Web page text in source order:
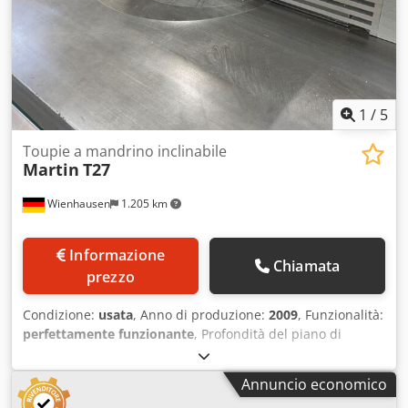
di lavoro: 916 mm Peso: 300 kg Regolazione in altezza
manuale Potenza del motore: 4,0 CV (3,0 kW) Tensione del
motore: 400 V (50 Hz) Numerosi accessori
1 / 5
Wienhausen 1.205 km
Toupie a mandrino inclinabile
Martin T27
prezzo
Chiamata
Condizione: usata, Anno di produzione: 2009, Funzionalità:
perfettamente funzionante, Profondità del piano di
lavoro: 350 mm Lunghezza del piano di lavoro: 2400 mm
Velocità di rotazione del mandrino: 3000–10000 giri/min
Potenza del motore: 5/6 kW Livelli di velocità:Annuncio economico